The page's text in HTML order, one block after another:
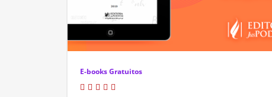
E-books Gratuitos